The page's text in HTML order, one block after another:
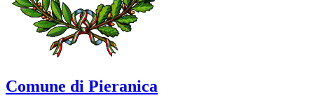
Comune di Pieranica